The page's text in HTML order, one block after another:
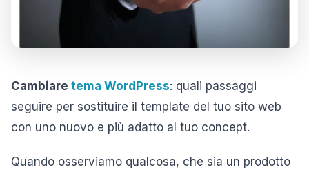
Cambiare tema WordPress: quali passaggi
seguire per sostituire il template del tuo sito web
con uno nuovo e più adatto al tuo concept.
Quando osserviamo qualcosa, che sia un prodotto